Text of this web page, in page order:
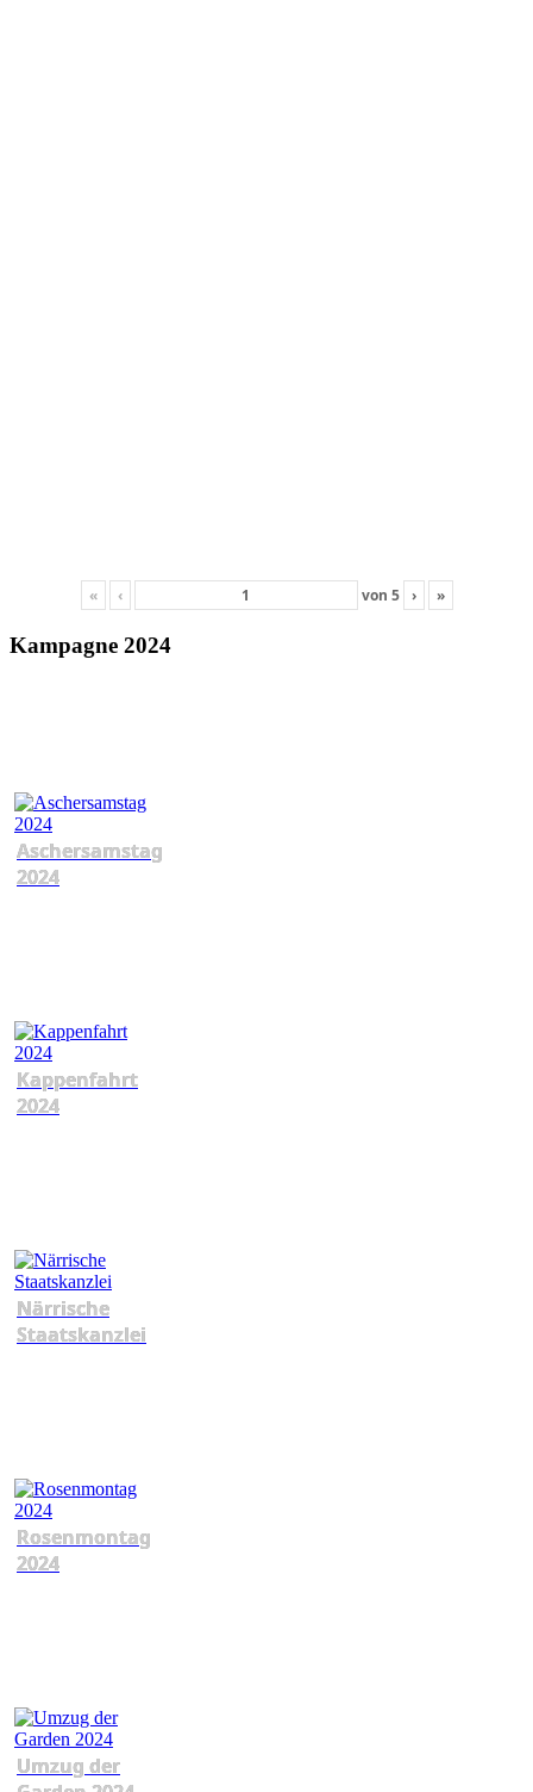
« ‹ von 5 › »
Kampagne 2024
Aschersamstag
2024
Kappenfahrt
2024
Närrische
Staatskanzlei
Rosenmontag
2024
Umzug der